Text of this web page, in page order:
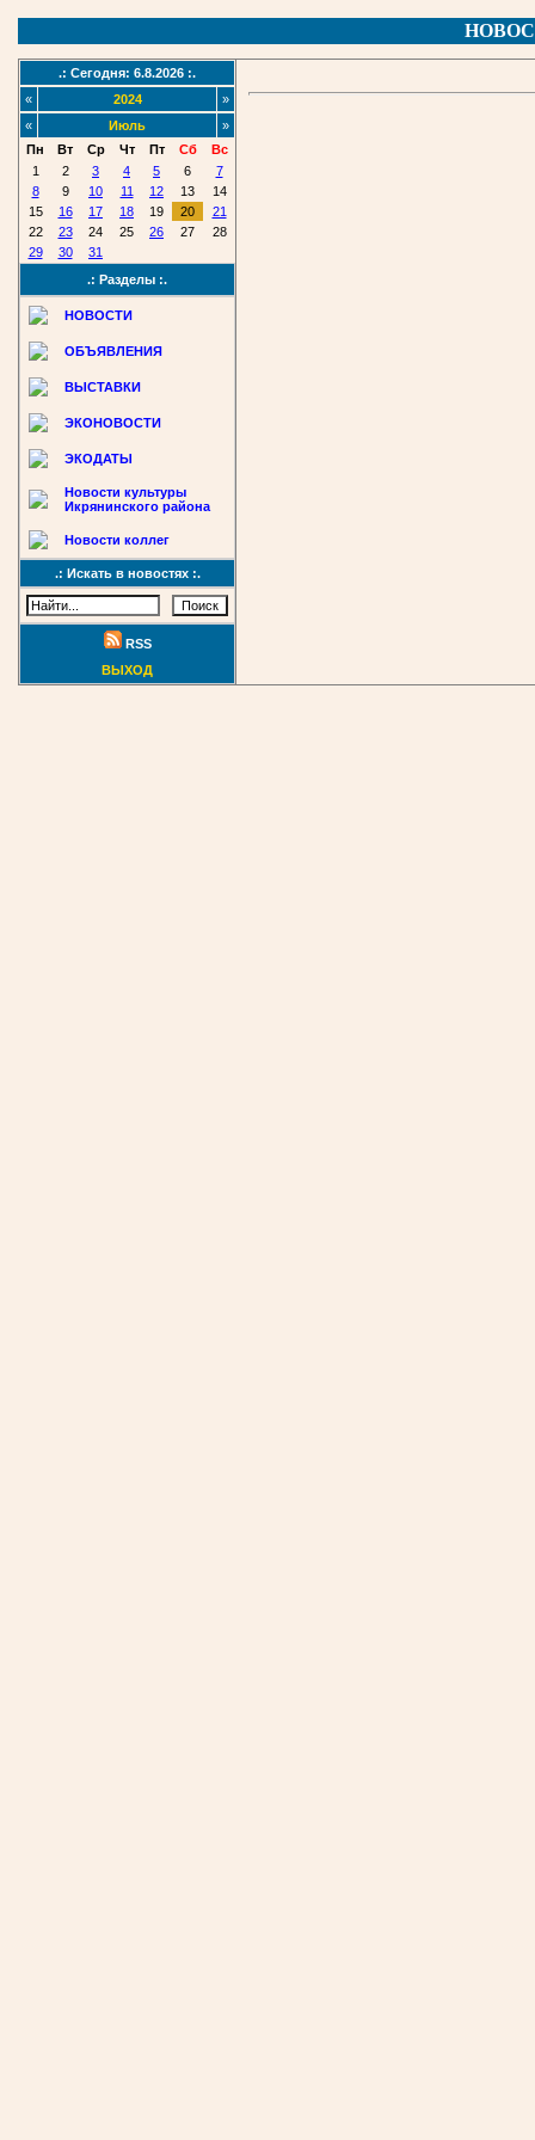
.: Сегодня: 6.8.2026 :.
«
2024
»
«
Июль
»
Пн
Вт Ср Чт Пт Сб
Вс
1
2 3 4 5 6
7
8
9 10 11 12 13
14
15
16 17 18 19 20
21
22
23 24 25 26 27
28
29
30
31
.: Разделы :.
НОВОСТИ
ОБЪЯВЛЕНИЯ
ВЫСТАВКИ
ЭКОНОВОСТИ
ЭКОДАТЫ
Новости культуры
Икрянинского района
Новости коллег
.: Искать в новостях :.
RSS
ВЫХОД